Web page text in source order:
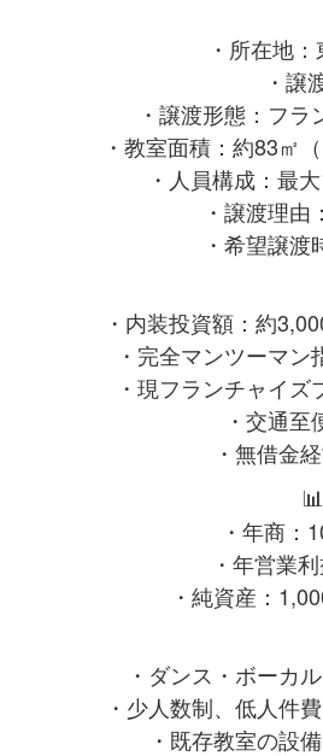
・所在地
・譲
・譲渡形態：フ
・教室面積：約83㎡
・人員構成：最
・譲渡理
・希望譲
・内装投資額：約
・完全マンツーマ
・現フランチャイ
・交通
・無借金
📊
・年商：
・年営業
・純資産：
・ダンス・ボーカ
・少人数制、低人件
・既存教室の設